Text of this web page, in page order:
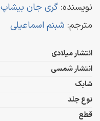
نویسنده: گری جان بیشاپ
مترجم: شبنم اسماعیلی
انتشار میلادی
انتشار شمسی
شابک
نوع جلد
قطع